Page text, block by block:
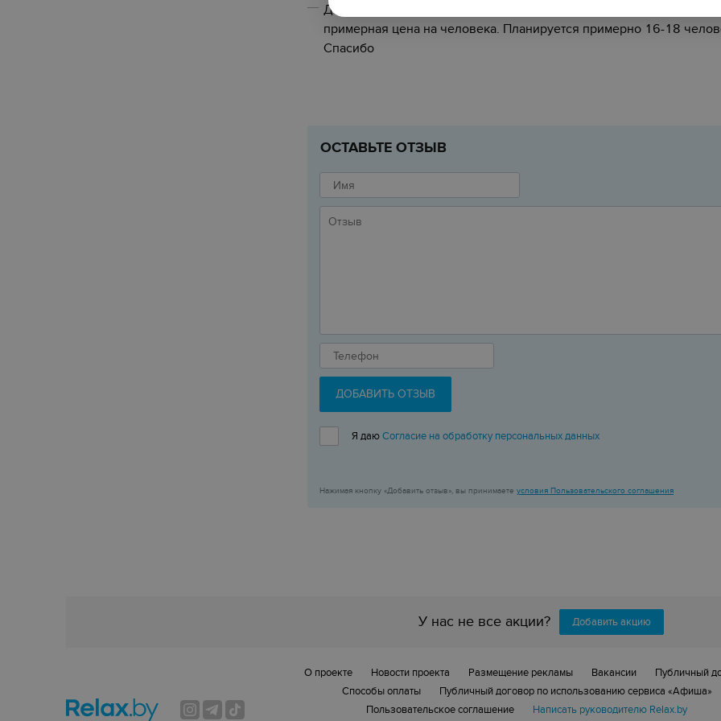
Добрый день! Хотелось бы отметить день рождения 18 апреля
примерная цена на человека. Планируется примерно 16-18
Спасибо
ОСТАВЬТЕ ОТЗЫВ
ДОБАВИТЬ ОТЗЫВ
Я даюСогласие на обработку персональных данных
Нажимая кнопку «Добавить отзыв», вы принимаете условия Пользовательского соглашения
У нас не все акции? Добавить акцию
О проекте Новости проекта Размещение рекламы Вакансии
Публичный
Способы оплаты
Публичный договор по использованию сервиса «Афиша»
Пользовательское соглашение
Написать руководителю Relax.by